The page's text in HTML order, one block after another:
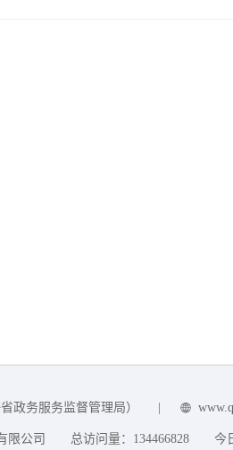
政务服务监督管理局）
限公司 总访问量： 134466828 今